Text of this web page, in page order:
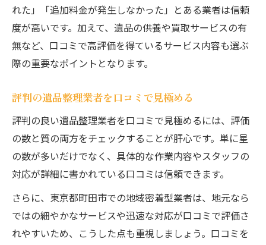
れた」「追加料金が発生しなかった」とある業者は信頼
度が高いです。加えて、遺品の供養や買取サービスの有
無など、口コミで高評価を得ているサービス内容も選ぶ
際の重要なポイントとなります。
評判の遺品整理業者を口コミで見極める
評判の良い遺品整理業者を口コミで見極めるには、評価
の数と質の両方をチェックすることが肝心です。単に星
の数が多いだけでなく、具体的な作業内容やスタッフの
対応が詳細に書かれている口コミは信頼できます。
さらに、東京都町田市での地域密着型業者は、地元なら
ではの細やかなサービスや迅速な対応が口コミで評価さ
れやすいため、こうした点も重視しましょう。口コミを